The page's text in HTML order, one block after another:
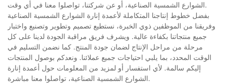
الشوارع الشمسية الصناعية، أو عن شركتنا، تواصلوا معنا في أي وقت.
بفضل خطوط إنتاجنا المتكاملة لأعمدة إنارة الشوارع الشمسية الصناعية
وفريقنا من الموظفين ذوي الخبرة، نستطيع تصميم وتطوير وتصنيع واختبار
جميع منتجاتنا بكفاءة عالية. ويشرف فريق مراقبة الجودة لدينا على كل
مرحلة من مراحل الإنتاج لضمان جودة المنتج. كما نضمن التسليم في
الوقت المحدد، بما يلبي احتياجات جميع عملائنا. ونعدكم بوصول المنتجات
إليكم سالمة. لأي استفسار أو لمزيد من المعلومات حول أعمدة إنارة
الشوارع الشمسية الصناعية، تواصلوا معنا مباشرة.